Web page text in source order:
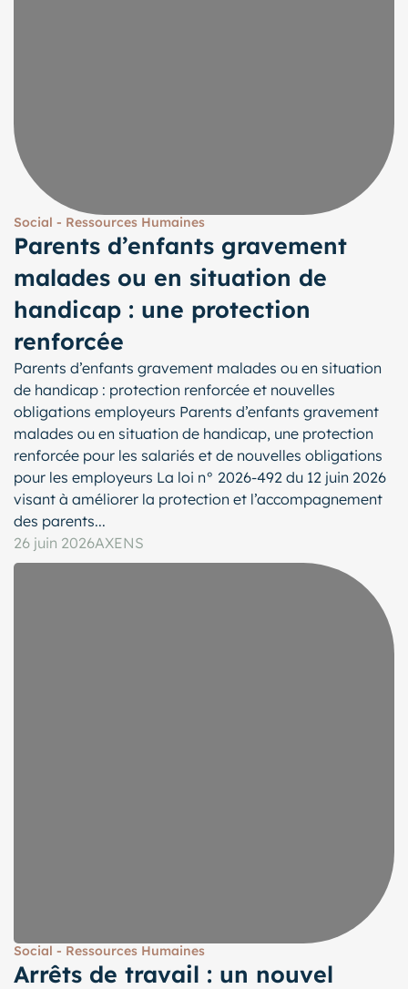
Social - Ressources Humaines
Parents d’enfants gravement
malades ou en situation de
handicap : une protection
renforcée
Parents d’enfants gravement malades ou en situation
de handicap : protection renforcée et nouvelles
obligations employeurs Parents d’enfants gravement
malades ou en situation de handicap, une protection
renforcée pour les salariés et de nouvelles obligations
pour les employeurs La loi n° 2026-492 du 12 juin 2026
visant à améliorer la protection et l’accompagnement
des parents...
26 juin 2026AXENS
Social - Ressources Humaines
Arrêts de travail : un nouvel